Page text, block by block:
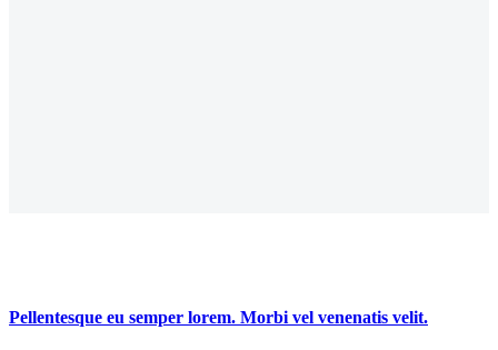
Pellentesque eu semper lorem. Morbi vel venenatis velit.